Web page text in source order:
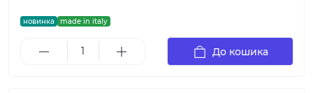
новинка made in italy
До кошика